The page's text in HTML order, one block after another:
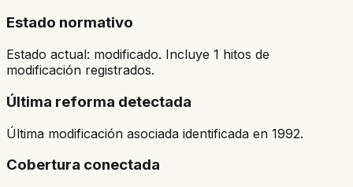
Estado normativo
Estado actual: modificado. Incluye 1 hitos de
modificación registrados.
Última reforma detectada
Última modificación asociada identificada en 1992.
Cobertura conectada